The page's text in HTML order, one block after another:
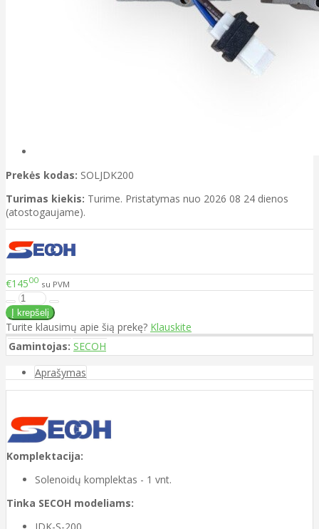
Prekės kodas: SOLJDK200
Turimas kiekis: Turime. Pristatymas nuo 2026 08 24 dienos
(atostogaujame).
€14500 su PVM
Turite klausimų apie šią prekę? Klauskite
Gamintojas: SECOH
Aprašymas
Komplektacija:
Solenoidų komplektas - 1 vnt.
Tinka SECOH modeliams: